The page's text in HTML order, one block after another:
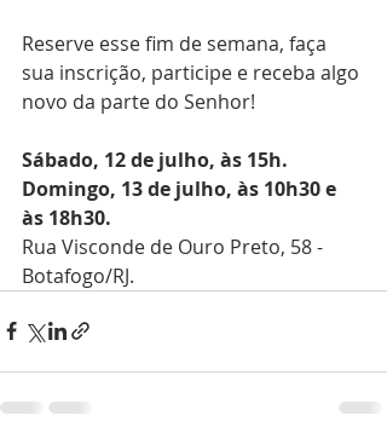
Reserve esse fim de semana, faça
sua inscrição, participe e receba algo
novo da parte do Senhor!
Sábado, 12 de julho, às 15h.
Domingo, 13 de julho, às 10h30 e
às 18h30.
Rua Visconde de Ouro Preto, 58 -
Botafogo/RJ.